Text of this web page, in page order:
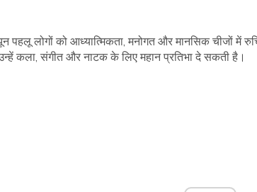
पहलू लोगों को आध्यात्मिकता, मनोगत और मानसिक चीजों
कला, संगीत और नाटक के लिए महान प्रतिभा दे सकती है।